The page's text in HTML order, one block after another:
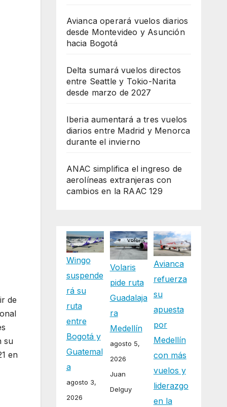
de
su
en
Avianca operará vuelos diarios
desde Montevideo y Asunción
hacia Bogotá
Delta sumará vuelos directos
entre Seattle y Tokio-Narita
desde marzo de 2027
Iberia aumentará a tres vuelos
diarios entre Madrid y Menorca
durante el invierno
ANAC simplifica el ingreso de
aerolíneas extranjeras con
cambios en la RAAC 129
Wingo
suspende
rá su
ruta
entre
Bogotá y
Guatemal
a
agosto 3,
2026
Volaris
pide ruta
Guadalaja
ra
Medellín
agosto 5,
2026
Juan
Delguy
Avianca
refuerza
su
apuesta
por
Medellín
con más
vuelos y
liderazgo
en la